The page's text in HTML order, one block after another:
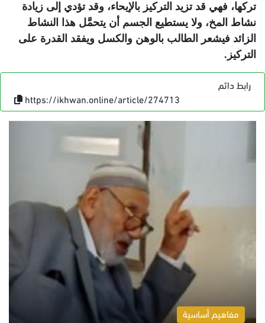
تركها، فهي قد تزيد التركيز بالإيحاء، وقد تؤدي إلى زيادة
نشاط المخ، ولا يستطيع الجسم أن يتحمَّل هذا النشاط
الزائد فيشعر الطالب بالوهن والكسل ويفقد القدرة على
التركيز.
رابط دائم
https://ikhwan.online/article/274713
مفاهيم أساسية